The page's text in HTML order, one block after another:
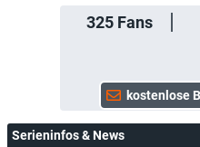
325Fans
Serieninfos & News